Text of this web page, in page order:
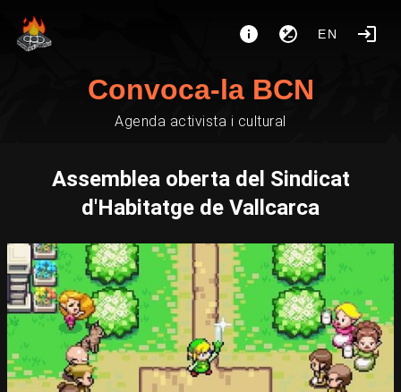
EN
Convoca-la BCN
Agenda activista i cultural
Assemblea oberta del Sindicat
d'Habitatge de Vallcarca